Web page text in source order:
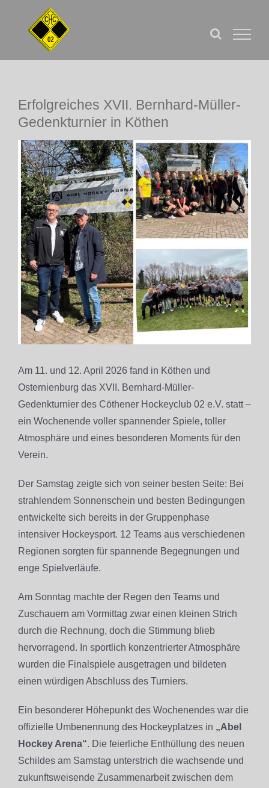
springen
Erfolgreiches XVII. Bernhard-Müller-
Gedenkturnier in Köthen
Zeige
grösseres
Bild
Am 11. und 12. April 2026 fand in Köthen und
Osternienburg das XVII. Bernhard-Müller-
Gedenkturnier des Cöthener Hockeyclub 02 e.V. statt –
ein Wochenende voller spannender Spiele, toller
Atmosphäre und eines besonderen Moments für den
Verein.
Der Samstag zeigte sich von seiner besten Seite: Bei
strahlendem Sonnenschein und besten Bedingungen
entwickelte sich bereits in der Gruppenphase
intensiver Hockeysport. 12 Teams aus verschiedenen
Regionen sorgten für spannende Begegnungen und
enge Spielverläufe.
Am Sonntag machte der Regen den Teams und
Zuschauern am Vormittag zwar einen kleinen Strich
durch die Rechnung, doch die Stimmung blieb
hervorragend. In sportlich konzentrierter Atmosphäre
wurden die Finalspiele ausgetragen und bildeten
einen würdigen Abschluss des Turniers.
Ein besonderer Höhepunkt des Wochenendes war die
offizielle Umbenennung des Hockeyplatzes in „Abel
Hockey Arena“. Die feierliche Enthüllung des neuen
Schildes am Samstag unterstrich die wachsende und
zukunftsweisende Zusammenarbeit zwischen dem